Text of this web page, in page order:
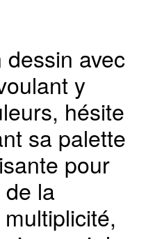
avec
y
hésite
sa palette
pour
la